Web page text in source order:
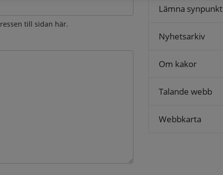
till sidan här.
Lämna synpunkt
Nyhetsarkiv
Om kakor
Talande webb
Webbkarta